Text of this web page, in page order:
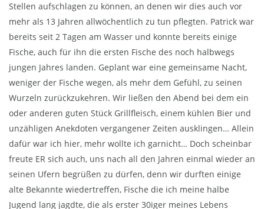
Stellen aufschlagen zu können, an denen wir dies auch vor
mehr als 13 Jahren allwöchentlich zu tun pflegten. Patrick war
bereits seit 2 Tagen am Wasser und konnte bereits einige
Fische, auch für ihn die ersten Fische des noch halbwegs
jungen Jahres landen. Geplant war eine gemeinsame Nacht,
weniger der Fische wegen, als mehr dem Gefühl, zu seinen
Wurzeln zurückzukehren. Wir ließen den Abend bei dem ein
oder anderen guten Stück Grillfleisch, einem kühlen Bier und
unzähligen Anekdoten vergangener Zeiten ausklingen… Allein
dafür war ich hier, mehr wollte ich garnicht… Doch scheinbar
freute ER sich auch, uns nach all den Jahren einmal wieder an
seinen Ufern begrüßen zu dürfen, denn wir durften einige
alte Bekannte wiedertreffen, Fische die ich meine halbe
Jugend lang jagdte, die als erster 30iger meines Lebens